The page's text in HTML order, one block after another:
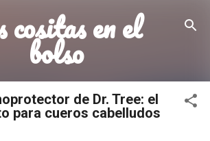
Ir al contenido principal
cositas en el
bolso
de Dr. Tree: el
para cueros cabelludos